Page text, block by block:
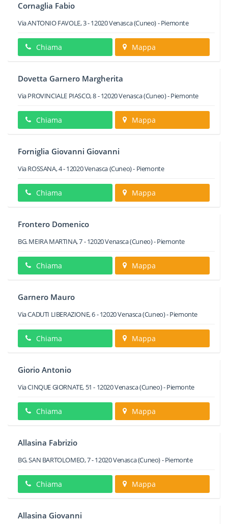
Cornaglia Fabio
Via ANTONIO FAVOLE, 3-12020Venasca(Cuneo) -Piemonte
Chiama Mappa
Dovetta Garnero Margherita
Via PROVINCIALE PIASCO, 8-12020Venasca(Cuneo) -Piemonte
Chiama Mappa
Forniglia Giovanni Giovanni
Via ROSSANA, 4-12020Venasca(Cuneo) - Piemonte
Chiama Mappa
Frontero Domenico
BG. MEIRA MARTINA, 7-12020Venasca(Cuneo) -Piemonte
Chiama Mappa
Garnero Mauro
Via CADUTI LIBERAZIONE, 6-12020Venasca(Cuneo) -Piemonte
Chiama Mappa
Giorio Antonio
Via CINQUE GIORNATE, 51 - 12020Venasca(Cuneo) -Piemonte
Chiama Mappa
Allasina Fabrizio
BG. SAN BARTOLOMEO, 7-12020Venasca(Cuneo) -Piemonte
Chiama Mappa
Allasina Giovanni